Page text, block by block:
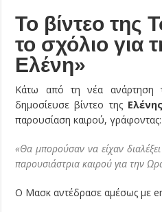
Το βίντεο της
το σχόλιο για
Ελένη»
Κάτω από τη νέα ανάρτηση
δημοσίευσε βίντεο της
παρουσίαση καιρού, γράφοντας:
«Θα μπορούσαν να είχαν
παρουσιάστρια καιρού για την
Ο Μασκ αντέδρασε αμέσως με